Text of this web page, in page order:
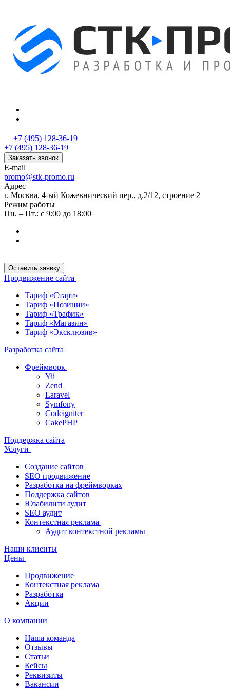
+7 (495) 128-36-19
+7 (495) 128-36-19
Заказать звонок
E-mail
promo@stk-promo.ru
Адрес
г. Москва, 4-ый Кожевнический пер., д.2/12, строение 2
Режим работы
Пн. – Пт.: с 9:00 до 18:00
Оставить заявку
Продвижение сайта
Тариф «Старт»
Тариф «Позиции»
Тариф «Трафик»
Тариф «Магазин»
Тариф «Эксклюзив»
Разработка сайта
Фреймворк
Yii
Zend
Laravel
Symfony
Codeigniter
CakePHP
Поддержка сайта
Услуги
Создание сайтов
SEO продвижение
Разработка на фреймворках
Поддержка сайтов
Юзабилити аудит
SEO аудит
Контекстная реклама
Аудит контекстной рекламы
Наши клиенты
Цены
Продвижение
Контекстная реклама
Разработка
Акции
О компании
Наша команда
Отзывы
Статьи
Кейсы
Реквизиты
Вакансии